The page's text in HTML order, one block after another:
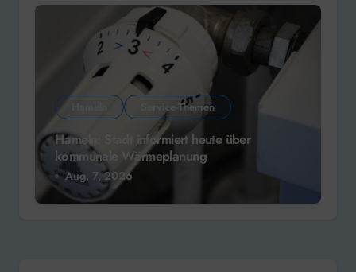
Service-Themen
Hameln: Stadt informiert heute über
kommunale Wärmeplanung
Aug. 7, 2026